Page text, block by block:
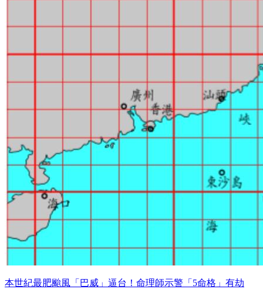
本世紀最肥颱風「巴威」逼台！命理師示警「5命格」有劫